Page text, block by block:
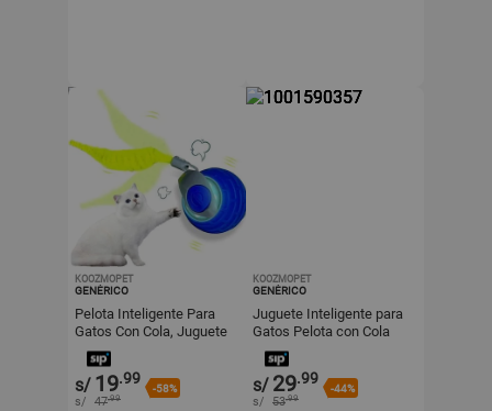
KOOZMOPET
GENÉRICO
Pelota Inteligente Para
Gatos Con Cola, Juguete
Interactivo Recargable
Verde
s/ 19.99
-58%
s/ 47.99
KOOZMOPET
GENÉRICO
Juguete Inteligente para
Gatos Pelota con Cola
Larga Recargable
Naranja
s/ 29.99
-44%
s/ 53.99